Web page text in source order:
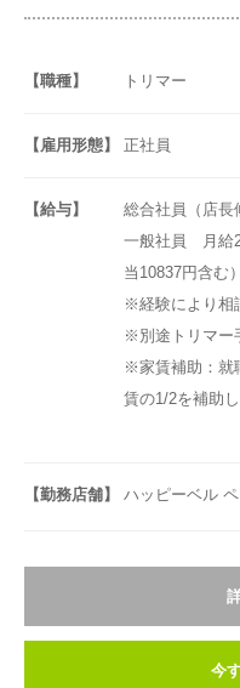
【職種】 トリマー
【雇用形態】 正社員
【給与】
総合社員（店
一般社員 月給
当10837円含む）
※経験により相
※別途トリマー
※家賃補助：就
賃の1/2を補助
【勤務店舗】 ハッピーベル
今